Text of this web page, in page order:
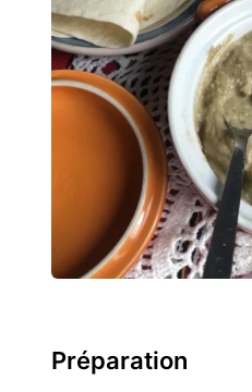
Préparation